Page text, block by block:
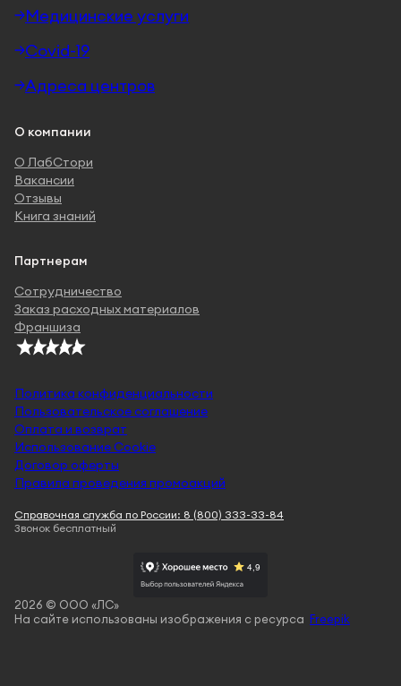
Медицинские услуги
Covid-19
Адреса центров
О компании
О ЛабСтори
Вакансии
Отзывы
Книга знаний
Партнерам
Сотрудничество
Заказ расходных материалов
Франшиза
Политика конфиденциальности
Пользовательское соглашение
Оплата и возврат
Использование Cookie
Договор оферты
Правила проведения промоакций
2026 © ООО «ЛС»
На сайте использованы изображения с ресурса Freepik
Справочная служба по России: 8 (800) 333-33-84
Звонок бесплатный